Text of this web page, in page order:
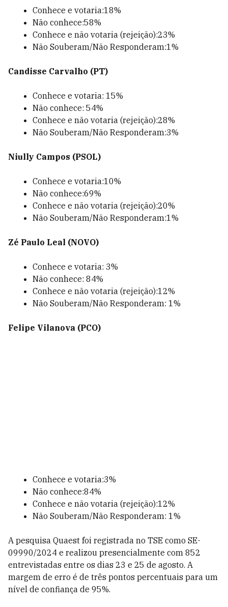
Conhece e votaria:18%
Não conhece:58%
Conhece e não votaria (rejeição):23%
Não Souberam/Não Responderam:1%
Candisse Carvalho (PT)
Conhece e votaria: 15%
Não conhece: 54%
Conhece e não votaria (rejeição):28%
Não Souberam/Não Responderam:3%
Niully Campos (PSOL)
Conhece e votaria:10%
Não conhece:69%
Conhece e não votaria (rejeição):20%
Não Souberam/Não Responderam:1%
Zé Paulo Leal (NOVO)
Conhece e votaria: 3%
Não conhece: 84%
Conhece e não votaria (rejeição):12%
Não Souberam/Não Responderam: 1%
Felipe Vilanova (PCO)
Conhece e votaria:3%
Não conhece:84%
Conhece e não votaria (rejeição):12%
Não Souberam/Não Responderam: 1%
A pesquisa Quaest foi registrada no TSE como SE-
09990/2024 e realizou presencialmente com 852
entrevistadas entre os dias 23 e 25 de agosto. A
margem de erro é de três pontos percentuais para um
nível de confiança de 95%.